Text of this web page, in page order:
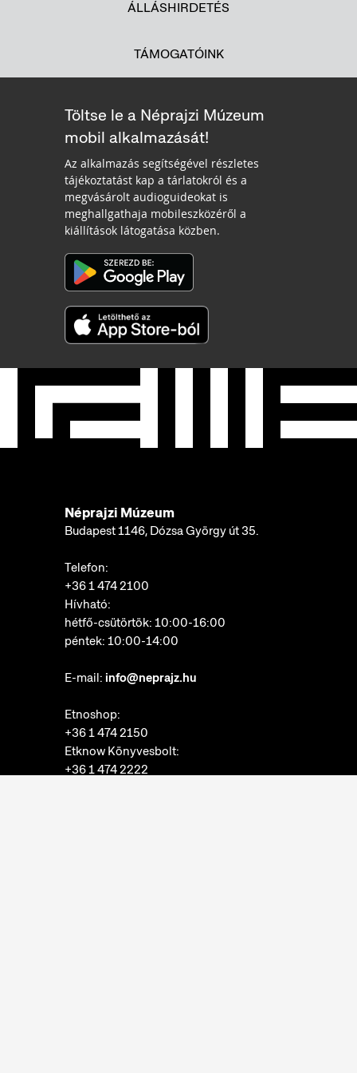
ÁLLÁSHIRDETÉS
TÁMOGATÓINK
Töltse le a Néprajzi Múzeum
mobil alkalmazását!
Az alkalmazás segítségével részletes
tájékoztatást kap a tárlatokról és a
megvásárolt audioguideokat is
meghallgathaja mobileszközéről a
kiállítások látogatása közben.
Néprajzi Múzeum
Budapest 1146, Dózsa György út 35.
Telefon:
+36 1 474 2100
Hívható:
hétfő-csütörtök: 10:00-16:00
péntek: 10:00-14:00
E-mail: info@neprajz.hu
Etnoshop:
+36 1 474 2150
Etknow Könyvesbolt:
+36 1 474 2222